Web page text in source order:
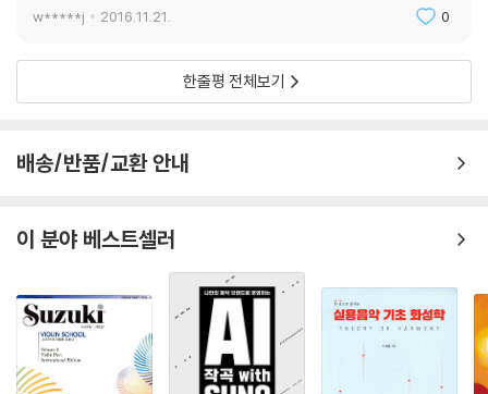
w*****j 2016.11.21. 0
한줄평 전체보기
배송/반품/교환 안내
이 분야 베스트셀러